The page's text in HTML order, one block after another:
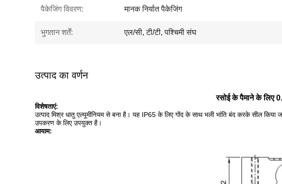
पैकेजिंग विवरण: मानक निर्यात पैकेजिंग
भुगतान शर्तें: एल/सी, टी/टी, पश्चिमी संघ
उत्पाद का वर्णन
रसोई के पैमाने के लिए
विशेषताएं:
उत्पाद मिश्र धातु एल्यूमीनियम से बना है। यह IP65 के लिए गोंद के साथ भली भांति बंद करके सील किया
उपकरण के लिए उपयुक्त है।
आयाम: